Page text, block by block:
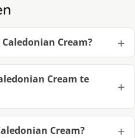
Cream?
Cream te
Cream?